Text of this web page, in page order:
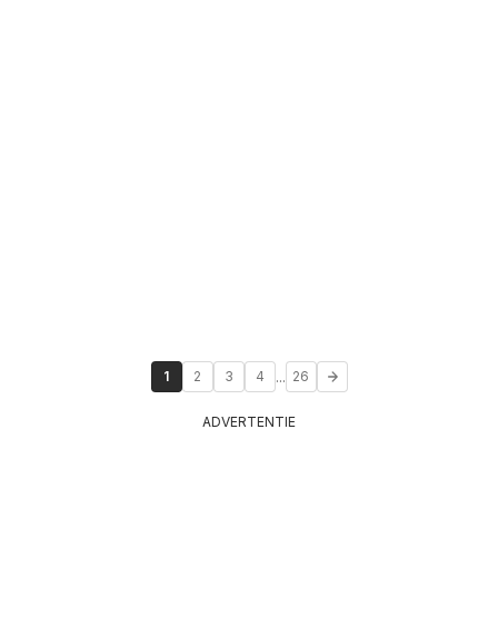
1 2 3 4 ... 26
ADVERTENTIE